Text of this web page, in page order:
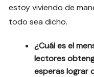
estoy viviendo de
todo sea dicho.
¿Cuál es el
lectores
esperas lograr